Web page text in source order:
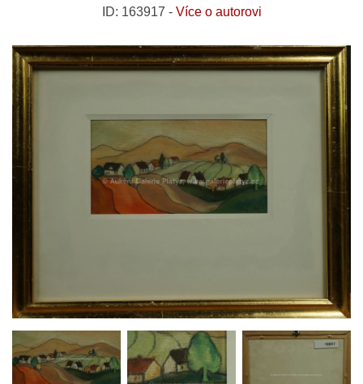
ID: 163917 - Více o autorovi